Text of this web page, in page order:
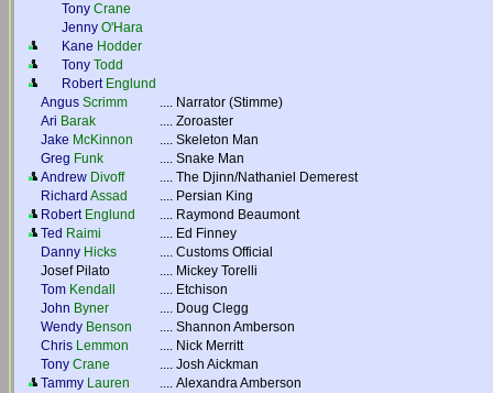
Tony Crane
Jenny O'Hara
Kane Hodder
Tony Todd
Robert Englund
Angus Scrimm .... Narrator (Stimme)
Ari Barak .... Zoroaster
Jake McKinnon .... Skeleton Man
Greg Funk .... Snake Man
Andrew Divoff .... The Djinn/Nathaniel Demerest
Richard Assad .... Persian King
Robert Englund .... Raymond Beaumont
Ted Raimi .... Ed Finney
Danny Hicks .... Customs Official
Josef Pilato
.... Mickey Torelli
Tom Kendall .... Etchison
John Byner .... Doug Clegg
Wendy Benson .... Shannon Amberson
Chris Lemmon .... Nick Merritt
Tony Crane .... Josh Aickman
Tammy Lauren .... Alexandra Amberson